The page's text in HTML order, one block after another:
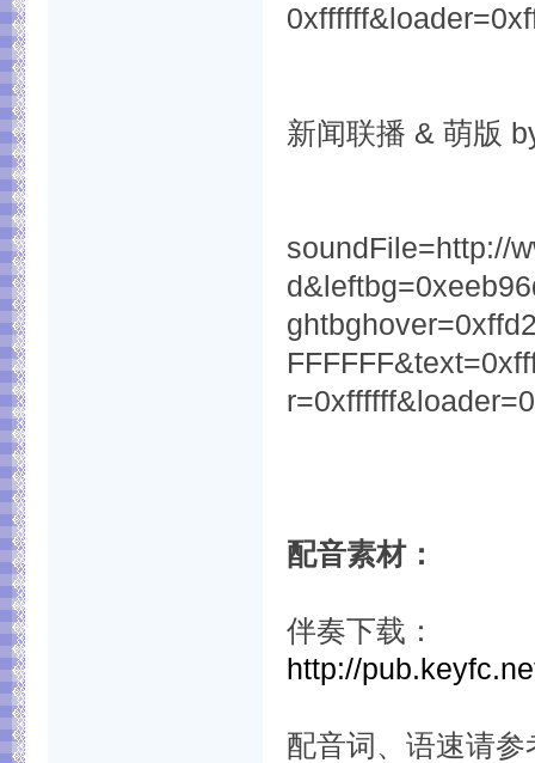
新闻联播 & 萌版
soundFile=http://
配音素材：
伴奏下载：
http://
配音词、语速请参